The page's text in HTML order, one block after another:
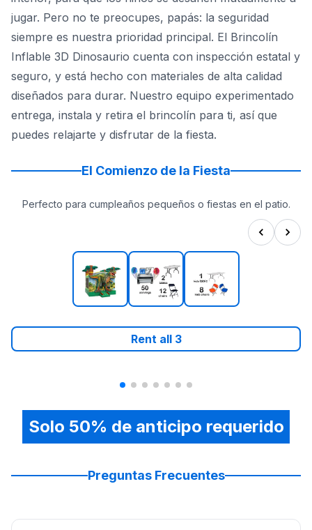
jugar. Pero no te preocupes, papás: la seguridad
siempre es nuestra prioridad principal. El Brincolín
Inflable 3D Dinosaurio cuenta con inspección estatal y
seguro, y está hecho con materiales de alta calidad
diseñados para durar. Nuestro equipo experimentado
entrega, instala y retira el brincolín para ti, así que
puedes relajarte y disfrutar de la fiesta.
El Comienzo de la Fiesta
Perfecto para cumpleaños pequeños o fiestas en el patio.
Rent all 3
Solo 50% de anticipo requerido
Preguntas Frecuentes